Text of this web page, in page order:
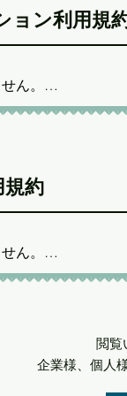
や兄弟と言われ
うようにお願い
項に該当するか
しておりますが
「
」の
助かります。
サイトにて作品
ョン利用規
ん。
た目的の範囲で
項に該当するか
しております
助かります。
やサイトにて作品
規約
ん。
た目的の範囲で
場合1回目は注
項に該当するか
閲覧
企業様、個人